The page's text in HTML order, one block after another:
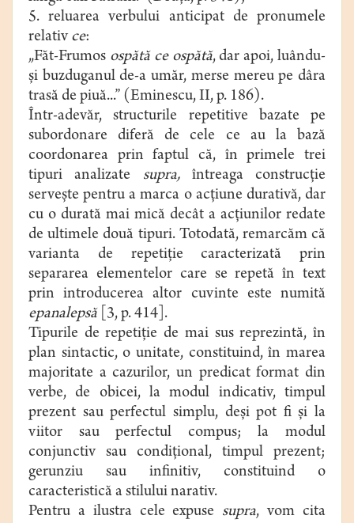
5. reluarea verbului anticipat de pronumele
relativce:
„Făt-Frumos ospătă ce ospătă, dar apoi, luându-
şi buzduganul de-a umăr, merse mereu pe dâra
trasă de piuă...” (Eminescu, II, p. 186).
Într-adevăr, structurile repetitive bazate pe
subordonare diferă de cele ce au la bază
coordonarea prin faptul că, în primele trei
tipuri analizate supra,întreaga construcţie
serveşte pentru a marca o acţiune durativă, dar
cu o durată mai mică decât a acţiunilor redate
de ultimele două tipuri. Totodată, remarcăm că
varianta de repetiţie caracterizată prin
separarea elementelor care se repetă în text
prin introducerea altor cuvinte este numită
epanalepsă [3, p. 414].
Tipurile de repetiţie de mai sus reprezintă, în
plan sintactic, o unitate, constituind, în marea
majoritate a cazurilor, un predicat format din
verbe, de obicei, la modul indicativ, timpul
prezent sau perfectul simplu, deşi pot fi şi la
viitor sau perfectul compus; la modul
conjunctiv sau condiţional, timpul prezent;
gerunziu sau infinitiv, constituind o
caracteristică a stilului narativ.
Pentru a ilustra cele expuse supra, vom cita